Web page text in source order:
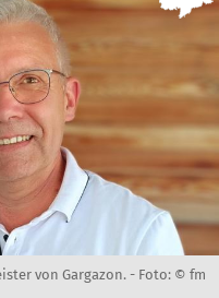
von Gargazon. - Foto: © fm